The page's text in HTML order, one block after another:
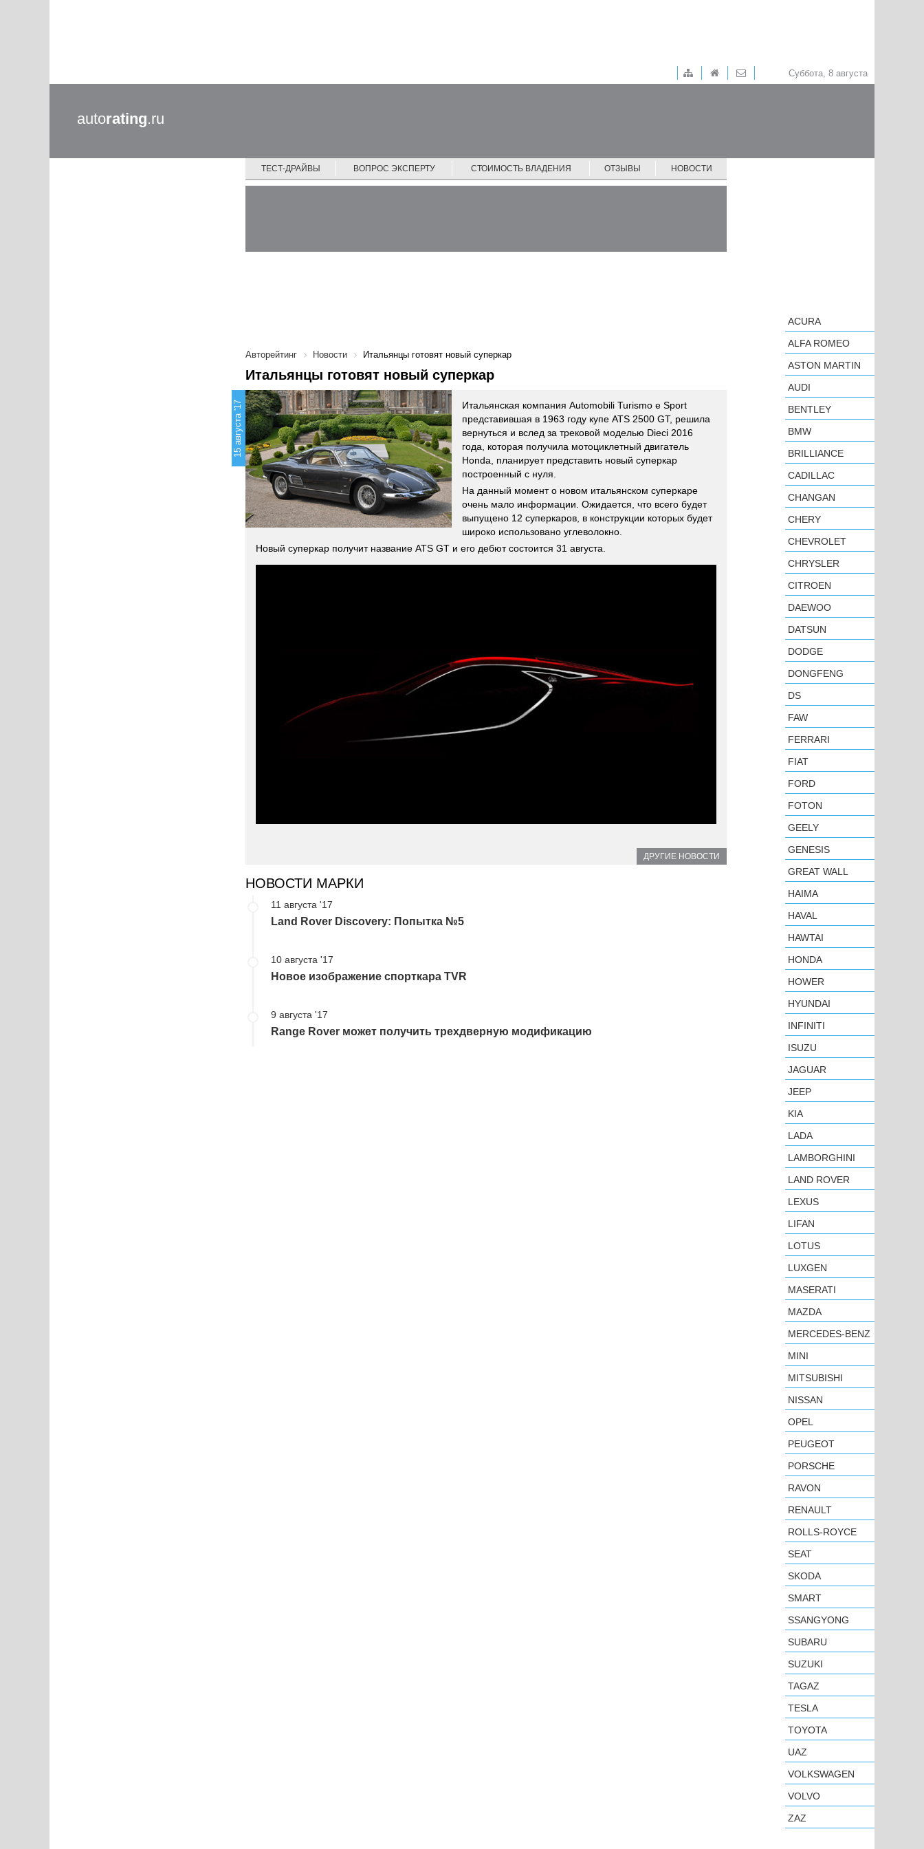
Суббота, 8 августа
autorating.ru
ТЕСТ-ДРАЙВЫ ВОПРОС ЭКСПЕРТУ СТОИМОСТЬ ВЛАДЕНИЯ ОТЗЫВЫ НОВОСТИ
Авторейтинг Новости Итальянцы готовят новый суперкар
Итальянцы готовят новый суперкар
15 августа '17
Итальянская компания Automobili Turismo e Sport
представившая в 1963 году купе ATS 2500 GT, решила
вернуться и вслед за трековой моделью Dieci 2016
года, которая получила мотоциклетный двигатель
Honda, планирует представить новый суперкар
построенный с нуля.
На данный момент о новом итальянском суперкаре
очень мало информации. Ожидается, что всего будет
выпущено 12 суперкаров, в конструкции которых будет
широко использовано углеволокно.
Новый суперкар получит название ATS GT и его дебют состоится 31 августа.
ДРУГИЕ НОВОСТИ
НОВОСТИ МАРКИ
11 августа '17
Land Rover Discovery: Попытка №5
10 августа '17
Новое изображение спорткара TVR
9 августа '17
Range Rover может получить трехдверную модификацию
ACURA
ALFA ROMEO
ASTON MARTIN
AUDI
BENTLEY
BMW
BRILLIANCE
CADILLAC
CHANGAN
CHERY
CHEVROLET
CHRYSLER
CITROEN
DAEWOO
DATSUN
DODGE
DONGFENG
DS
FAW
FERRARI
FIAT
FORD
FOTON
GEELY
GENESIS
GREAT WALL
HAIMA
HAVAL
HAWTAI
HONDA
HOWER
HYUNDAI
INFINITI
ISUZU
JAGUAR
JEEP
KIA
LADA
LAMBORGHINI
LAND ROVER
LEXUS
LIFAN
LOTUS
LUXGEN
MASERATI
MAZDA
MERCEDES-BENZ
MINI
MITSUBISHI
NISSAN
OPEL
PEUGEOT
PORSCHE
RAVON
RENAULT
ROLLS-ROYCE
SEAT
SKODA
SMART
SSANGYONG
SUBARU
SUZUKI
TAGAZ
TESLA
TOYOTA
UAZ
VOLKSWAGEN
VOLVO
ZAZ